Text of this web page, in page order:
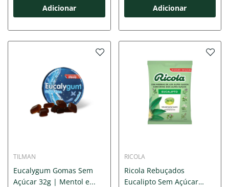
Adicionar Adicionar
TILMAN
Eucalygum Gomas Sem
Açúcar 32g | Mentol e...
RICOLA
Ricola Rebuçados
Eucalipto Sem Açúcar